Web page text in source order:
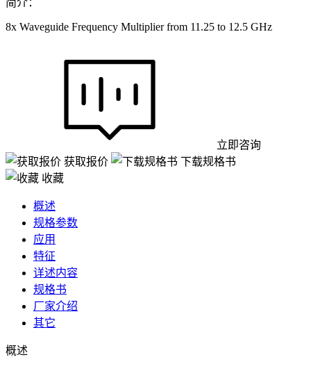
简介：
8x Waveguide Frequency Multiplier from 11.25 to 12.5 GHz
立即咨询
获取报价
下载规格书
收藏
概述
规格参数
应用
特征
详述内容
规格书
厂家介绍
其它
概述